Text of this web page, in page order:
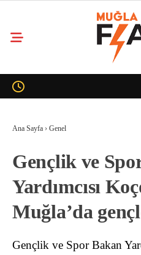
Ana Sayfa › Genel
Gençlik ve
Yardımcısı
Muğla’da
Gençlik ve Spor Bakan